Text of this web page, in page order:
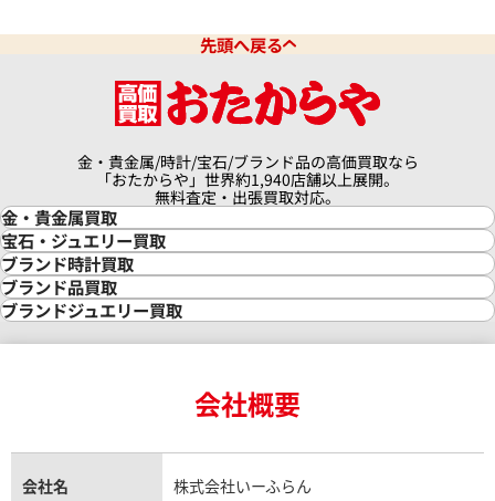
オメガ デ・ヴィル プレステ
参考買取価格
87,000円
先頭へ戻る
金・貴金属/時計/宝石/ブランド品の高価買取なら
「おたからや」世界約1,940店舗以上展開。
無料査定・出張買取対応。
金・貴金属買取
金買取
金の相場価格情報
金の参考買取価格一覧
インゴット買取
インゴットの相場価格情報
24金買取
金貨買取
貴金属買取
宝石・ジュエリー買取
宝石・ジュエリー買取
ダイヤモンド買取
ダイヤモンド・宝石の参考価格一覧
リング・結婚指輪買取
エメラルド買取
トパーズ買取
タンザナイト買取
ブランド時計買取
時計買取
ロレックス買取
ロレックス デイトナ買取
ロレックス サブマリーナー買取
ロレックス エクスプローラー買取
ロレックス デイトジャスト買取
パテック フィリップノーチラス買取
ブランド品買取
ブランド買取
シャネル マトラッセ買取
ブランドジュエリー買取
ヴァンクリーフ＆アーペル買取
ショーメ買取
会社概要
会社名 株式会社いーふらん